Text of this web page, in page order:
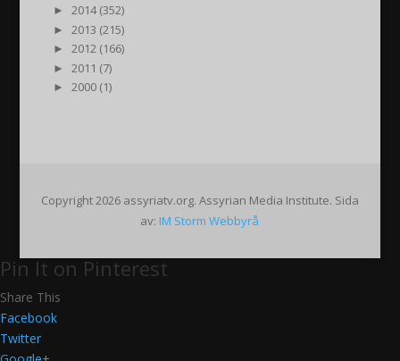
►
2014 (352)
►
2013 (215)
►
2012 (166)
►
2011 (7)
►
2000 (1)
Copyright 2026 assyriatv.org. Assyrian Media Institute. Sida
av: IM Storm Webbyrå
Pin It on Pinterest
Share This
Facebook
Twitter